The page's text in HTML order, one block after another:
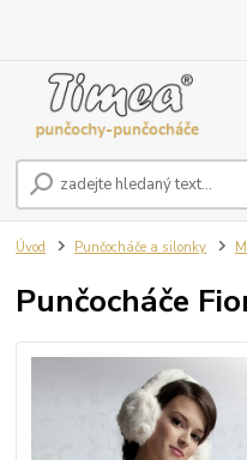
Úvod Punčocháče a silonky
Punčocháče